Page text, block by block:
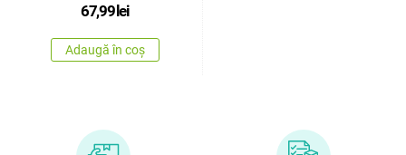
67,99lei
Adaugă în coș